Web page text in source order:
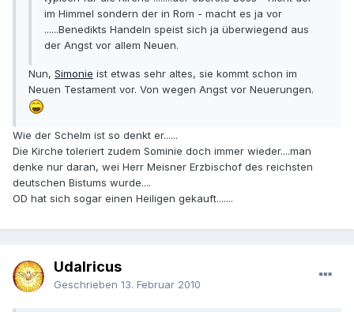
im Himmel sondern der in Rom - macht es ja vor
......Benedikts Handeln speist sich ja überwiegend aus
der Angst vor allem Neuen.
Nun, Simonie ist etwas sehr altes, sie kommt schon im
Neuen Testament vor. Von wegen Angst vor Neuerungen.
Wie der Schelm ist so denkt er......
Die Kirche toleriert zudem Sominie doch immer wieder....man
denke nur daran, wei Herr Meisner Erzbischof des reichsten
deutschen Bistums wurde....
OD hat sich sogar einen Heiligen gekauft.......
Udalricus
Geschrieben 13. Februar 2010